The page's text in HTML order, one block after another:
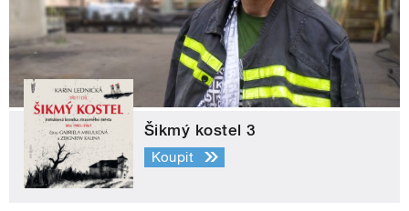
Šikmý kostel 3
Koupit